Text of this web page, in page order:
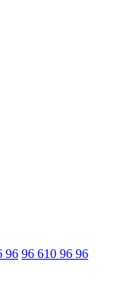
96 610 96 96